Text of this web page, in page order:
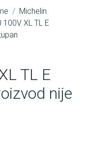
Michelin
100V XL TL E
TL E
nije